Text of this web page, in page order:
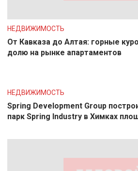
НЕДВИЖИМОСТЬ
От Кавказа до Алтая: горные
долю на рынке апартаментов
НЕДВИЖИМОСТЬ
Spring Development Group
парк Spring Industry в Химках